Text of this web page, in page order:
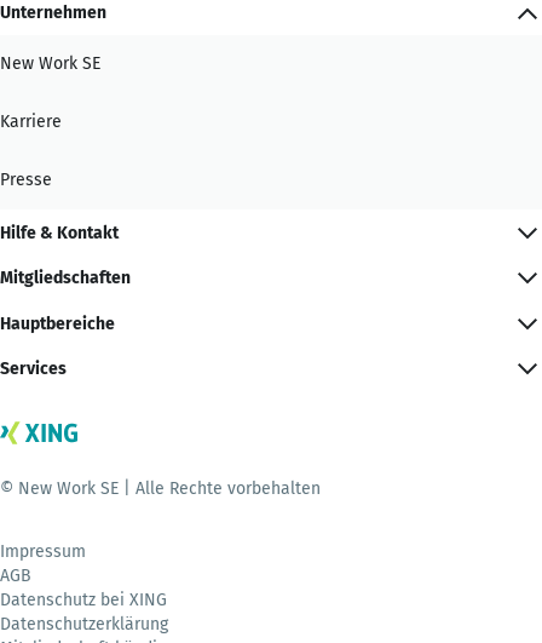
Unternehmen
New Work SE
Karriere
Presse
Hilfe & Kontakt
Mitgliedschaften
Hauptbereiche
Services
© New Work SE | Alle Rechte vorbehalten
Impressum
AGB
Datenschutz bei XING
Datenschutzerklärung